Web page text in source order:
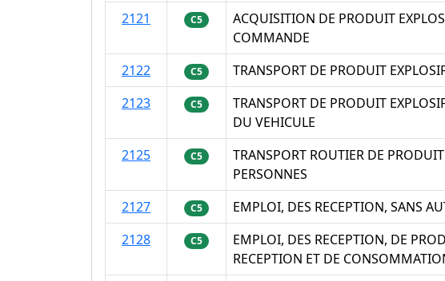
2121
C5
ACQUISITION DE PRODUIT
COMMANDE
2122
C5
TRANSPORT DE PRODUIT
2123
C5
TRANSPORT DE PRODUIT
DU VEHICULE
2125
C5
TRANSPORT ROUTIER DE
PERSONNES
2127
C5
EMPLOI, DES RECEPTION, SANS
2128
C5
EMPLOI, DES RECEPTION, DE
RECEPTION ET DE